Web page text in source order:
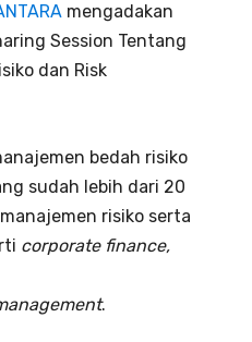
mengadakan
Session Tentang
dan Risk
bedah risiko
sudah lebih dari 20
risiko serta
corporate finance,
anagement.